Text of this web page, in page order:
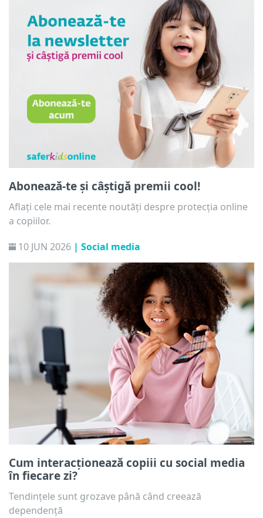
Abonează-te și câștigă premii cool!
Aflați cele mai recente noutăți despre protecția online
a copiilor.
10 JUN 2026 | Social media
Cum interacționează copiii cu social media
în fiecare zi?
Tendințele sunt grozave până când creează
dependență